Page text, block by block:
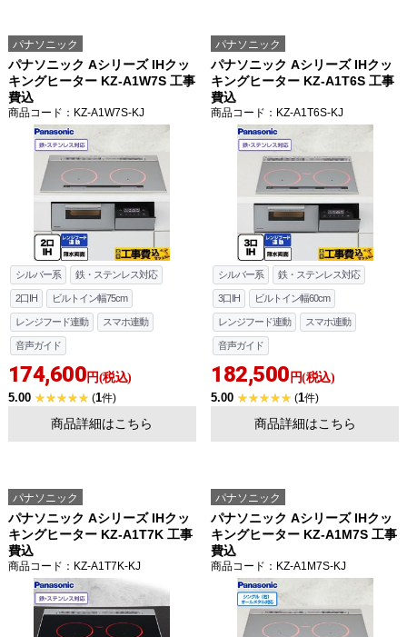
パナソニック
パナソニック Aシリーズ IHクッ
キングヒーター KZ-A1W7S 工事
費込
商品コード ：KZ-A1W7S-KJ
シルバー系 鉄・ステンレス対応
2口IH ビルトイン幅75cm
レンジフード連動 スマホ連動
音声ガイド
174,600円(税込)
5.00 (1件)
商品詳細はこちら
パナソニック
パナソニック Aシリーズ IHクッ
キングヒーター KZ-A1T6S 工事
費込
商品コード ：KZ-A1T6S-KJ
シルバー系 鉄・ステンレス対応
3口IH ビルトイン幅60cm
レンジフード連動 スマホ連動
音声ガイド
182,500 円(税込)
5.00 (1件)
商品詳細はこちら
パナソニック
パナソニック Aシリーズ IHクッ
キングヒーター KZ-A1T7K 工事
費込
商品コード ：KZ-A1T7K-KJ
パナソニック
パナソニック Aシリーズ IHクッ
キングヒーター KZ-A1M7S 工事
費込
商品コード ：KZ-A1M7S-KJ